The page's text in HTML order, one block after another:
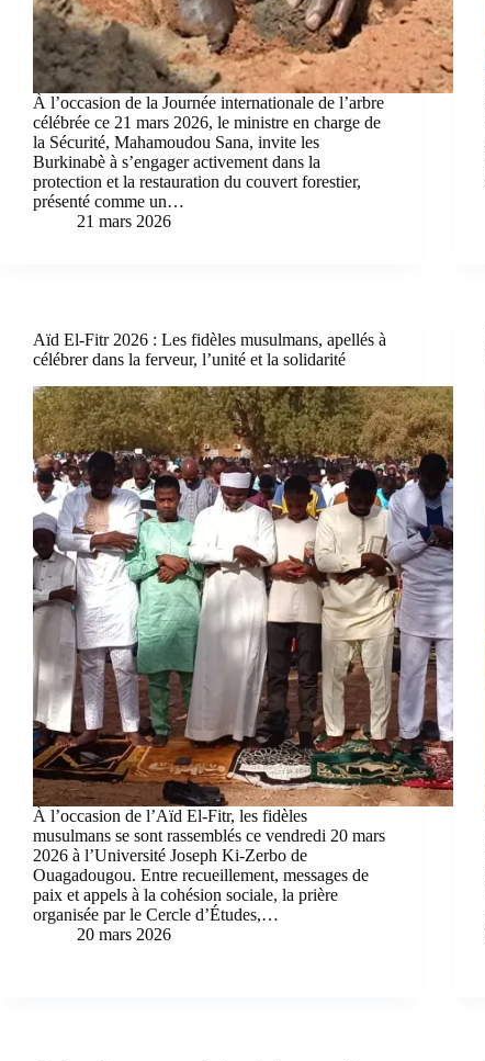
À l’occasion de la Journée internationale de l’arbre
célébrée ce 21 mars 2026, le ministre en charge de
la Sécurité, Mahamoudou Sana, invite les
Burkinabè à s’engager activement dans la
protection et la restauration du couvert forestier,
présenté comme un…
21 mars 2026
Aïd El-Fitr 2026 : Les fidèles musulmans, apellés à
célébrer dans la ferveur, l’unité et la solidarité
À l’occasion de l’Aïd El-Fitr, les fidèles
musulmans se sont rassemblés ce vendredi 20 mars
2026 à l’Université Joseph Ki-Zerbo de
Ouagadougou. Entre recueillement, messages de
paix et appels à la cohésion sociale, la prière
organisée par le Cercle d’Études,…
20 mars 2026